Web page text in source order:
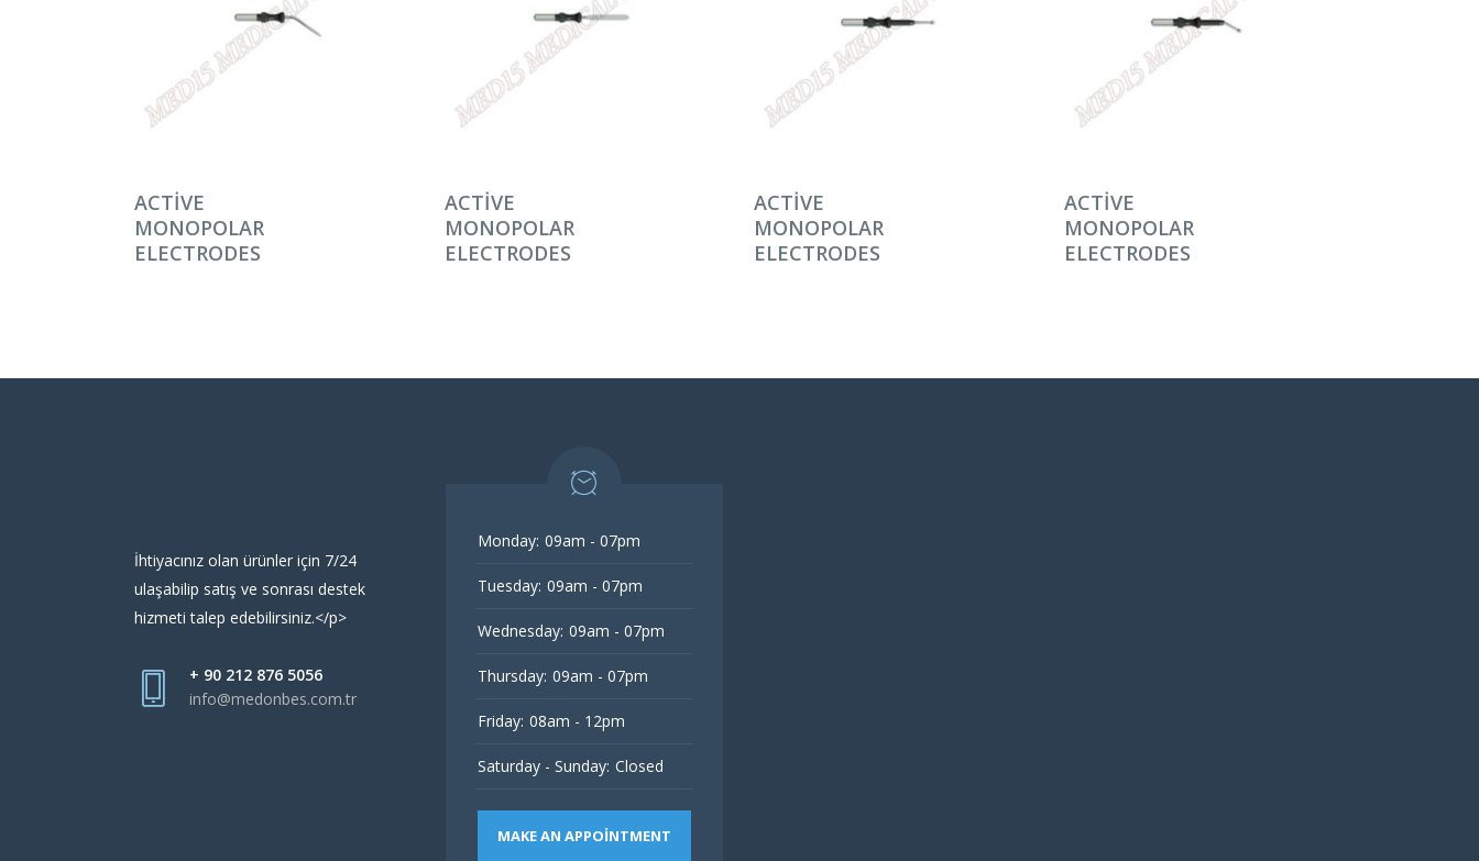
DEVAMINI OKU
ACTIVE
MONOPOLAR
ELECTRODES
DEVAMINI OKU
ACTIVE
MONOPOLAR
ELECTRODES
DEVAMINI OKU
ACTIVE
MONOPOLAR
ELECTRODES
DEVAMINI OKU
ACTIVE
MONOPOLAR
ELECTRODES
İhtiyacınız olan ürünler için 7/24
ulaşabilip satış ve sonrası destek
hizmeti talep edebilirsiniz.</p>
+ 90 212 876 5056
info@medonbes.com.tr
Monday: 09am - 07pm
Tuesday: 09am - 07pm
Wednesday: 09am - 07pm
Thursday: 09am - 07pm
Friday: 08am - 12pm
Saturday - Sunday: Closed
MAKE AN APPOINTMENT